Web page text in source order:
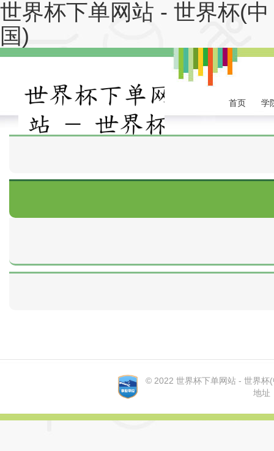
世界杯下单网站 - 世界杯(中
国)
首页 学
© 2022 世界杯下单网站 - 世界
地址